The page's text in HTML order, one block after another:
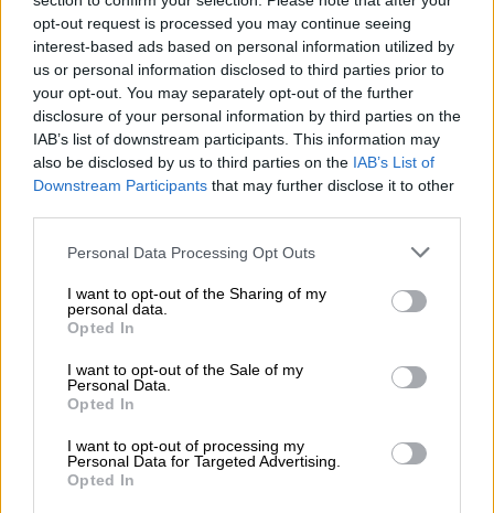
opt-out request is processed you may continue seeing
interest-based ads based on personal information utilized by
us or personal information disclosed to third parties prior to
your opt-out. You may separately opt-out of the further
disclosure of your personal information by third parties on the
IAB’s list of downstream participants. This information may
also be disclosed by us to third parties on the IAB’s List of
Downstream Participants that may further disclose it to other
Please note that this website/app uses one or more Google
not limited to your visit or usage behaviour. You may click to
grant or deny consent to Google and its third-party tags to
use your data for below specified purposes in below Google
consent section.
Personal Data Processing Opt Outs
I want to opt-out of the Sharing of my
personal data.
Opted In
I want to opt-out of the Sale of my
Personal Data.
Opted In
I want to opt-out of processing my
Personal Data for Targeted Advertising.
Opted In
Patriot, μετά όταν εγώ πάρω S-400 θα μου
πεις ‘Γιατί πήρες S400;”. Η Τουρκία θα
αγοράσει ό,τι χρειάζεται για την άμυνά της.
Θα αρχίσει επίσης να τα παράγει, εάν είναι
απαραίτητο. Το έχουμε ήδη ξεκινήσει τώρα.
Από εδώ και πέρα, θα το πάμε σε υψηλότερο
επίπεδο. Ας ελπίσουμε ότι θα παράγουμε τα
δικά μας μη επανδρωμένα πολεμικά
αεροσκάφη. Θα το δουν. Ελπίζω να κάνουμε
ΝΑΤΟ, να αντιμετωπίσουμε ο ένας τον άλλον
φιλικά και όχι εχθρικά. Αλλά ως δύο χώρες
του ΝΑΤΟ, η τρέχουσα πορεία δεν προμηνύει
καλό οιωνό. Κατά την 19χρονη καριέρα μου
ως πρωθυπουργός και ως πρόεδρος, έχω να
πω ότι το σημείο που έφτασαν οι σχέσεις
μας με την Αμερική, δεν είναι δυστυχώς στο